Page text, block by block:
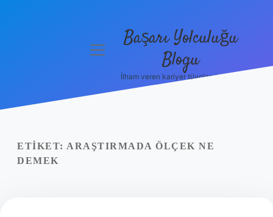
Yasal Uyarı
menüyüBaşarı Yolculuğu
Blogu
İlham veren kariyer tüyoları burada!
ETIKET: ARAŞTIRMADA ÖLÇEK NE
DEMEK